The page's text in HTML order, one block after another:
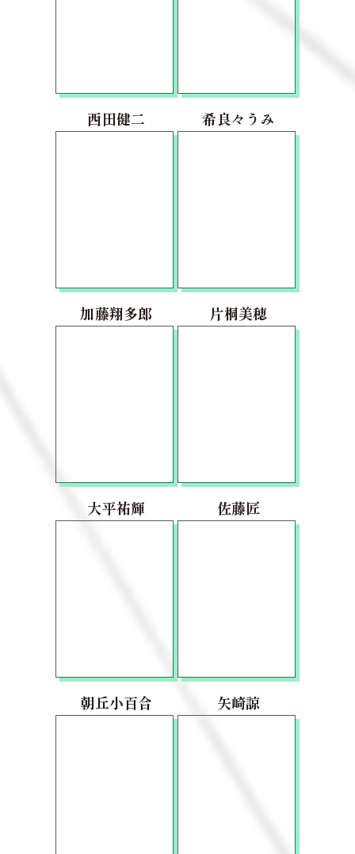
西田健二 希良々うみ
加藤翔多郎 片桐美穂
大平祐輝 佐藤匠
朝丘小百合 矢崎諒